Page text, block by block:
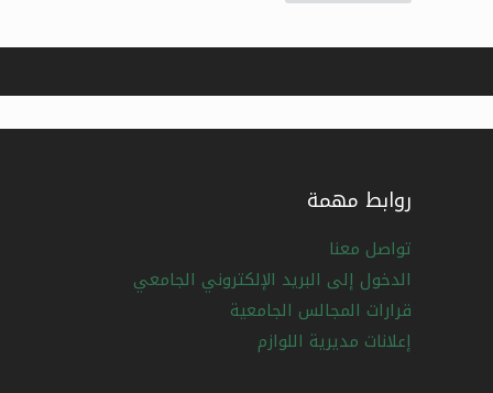
روابط مهمة
تواصل معنا
الدخول إلى البريد الإلكتروني الجامعي
قرارات المجالس الجامعية
إعلانات مديرية اللوازم